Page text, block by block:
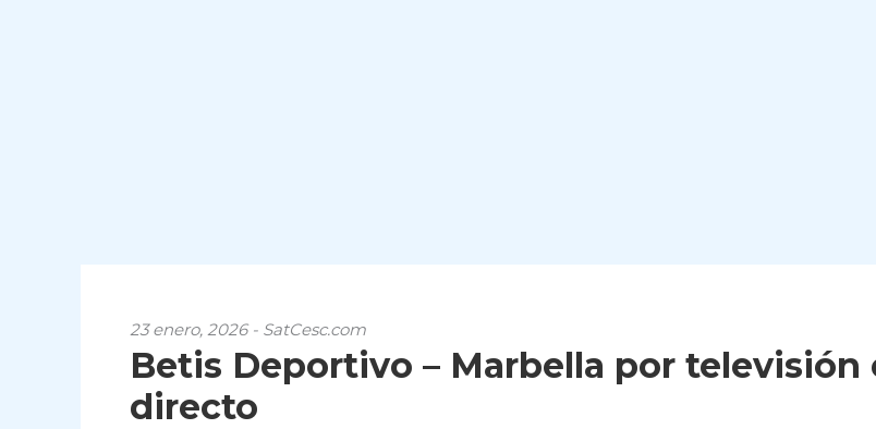
23 enero, 2026 - SatCesc.com
Betis Deportivo – Marbella por televisión
directo